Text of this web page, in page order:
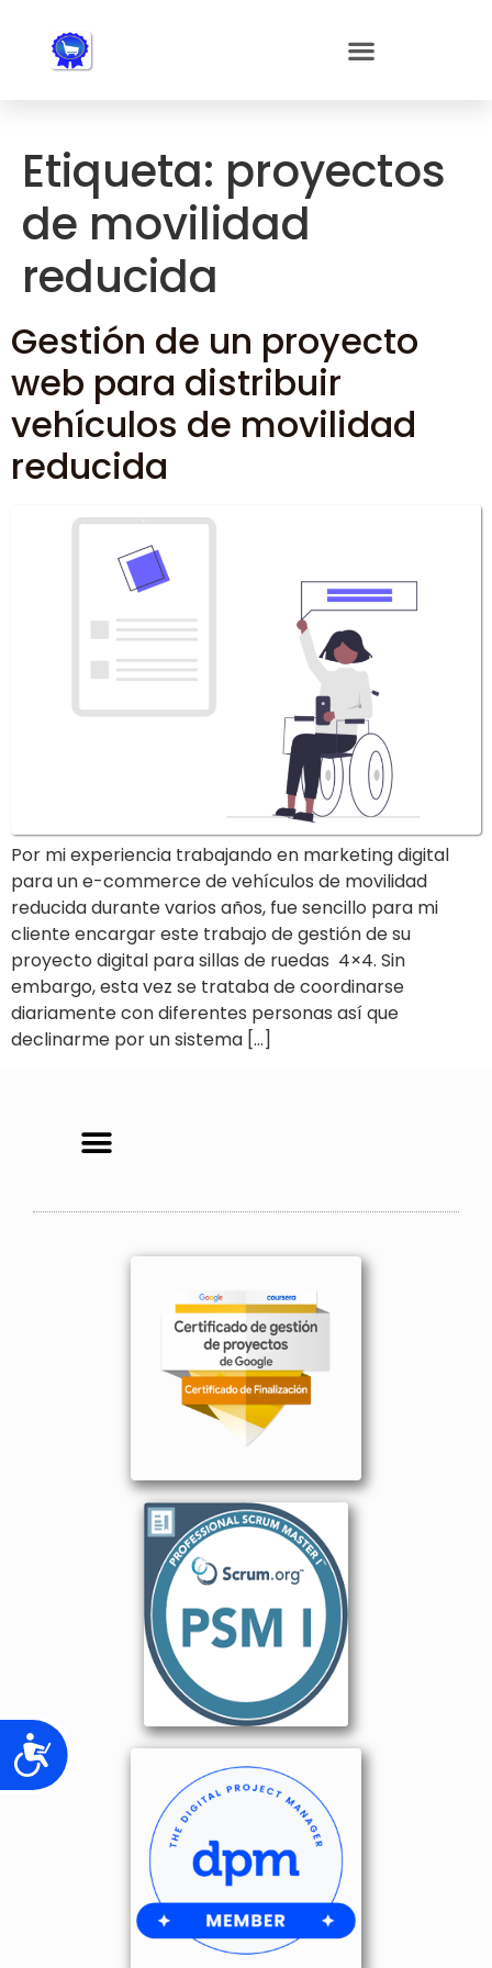
sistema
accesibilidad.
Accesibilidad
Etiqueta: proyectos
de movilidad
reducida
Gestión de un proyecto
web para distribuir
vehículos de movilidad
reducida
Por mi experiencia trabajando en marketing digital
para un e-commerce de vehículos de movilidad
reducida durante varios años, fue sencillo para mi
cliente encargar este trabajo de gestión de su
proyecto digital para sillas de ruedas 4×4. Sin
embargo, esta vez se trataba de coordinarse
diariamente con diferentes personas así que
declinarme por un sistema […]